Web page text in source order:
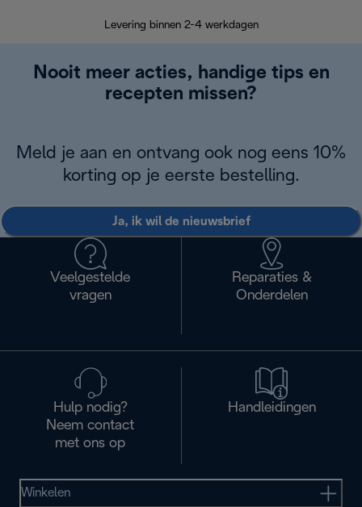
Levering binnen 2-4 werkdagen
Nooit meer acties, handige tips en
recepten missen?
Meld je aan en ontvang ook nog eens 10%
korting op je eerste bestelling.
Ja, ik wil de nieuwsbrief
Veelgestelde
vragen
Reparaties &
Onderdelen
Hulp nodig?
Neem contact
met ons op
Handleidingen
Winkelen